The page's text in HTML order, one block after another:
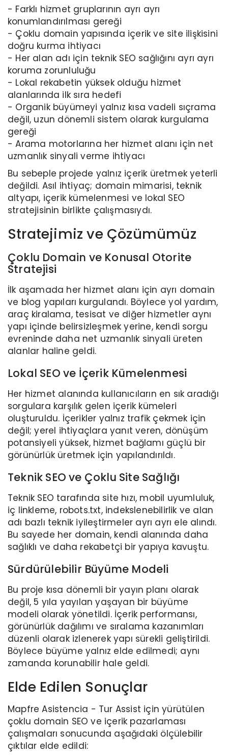
- Farklı hizmet gruplarının ayrı ayrı
konumlandırılması gereği
- Çoklu domain yapısında içerik ve site ilişkisini
doğru kurma ihtiyacı
- Her alan adı için teknik SEO sağlığını ayrı ayrı
koruma zorunluluğu
- Lokal rekabetin yüksek olduğu hizmet
alanlarında ilk sıra hedefi
- Organik büyümeyi yalnız kısa vadeli sıçrama
değil, uzun dönemli sistem olarak kurgulama
gereği
- Arama motorlarına her hizmet alanı için net
uzmanlık sinyali verme ihtiyacı
Bu sebeple projede yalnız içerik üretmek yeterli
değildi. Asıl ihtiyaç; domain mimarisi, teknik
altyapı, içerik kümelenmesi ve lokal SEO
stratejisinin birlikte çalışmasıydı.
Stratejimiz ve Çözümümüz
Çoklu Domain ve Konusal Otorite
Stratejisi
İlk aşamada her hizmet alanı için ayrı domain
ve blog yapıları kurgulandı. Böylece yol yardım,
araç kiralama, tesisat ve diğer hizmetler aynı
yapı içinde belirsizleşmek yerine, kendi sorgu
evreninde daha net uzmanlık sinyali üreten
alanlar haline geldi.
Lokal SEO ve İçerik Kümelenmesi
Her hizmet alanında kullanıcıların en sık aradığı
sorgulara karşılık gelen içerik kümeleri
oluşturuldu. İçerikler yalnız trafik çekmek için
değil; yerel ihtiyaçlara yanıt veren, dönüşüm
potansiyeli yüksek, hizmet bağlamı güçlü bir
görünürlük üretmek için yapılandırıldı.
Teknik SEO ve Çoklu Site Sağlığı
Teknik SEO tarafında site hızı, mobil uyumluluk,
iç linkleme, robots.txt, indekslenebilirlik ve alan
adı bazlı teknik iyileştirmeler ayrı ayrı ele alındı.
Bu sayede her domain, kendi alanında daha
sağlıklı ve daha rekabetçi bir yapıya kavuştu.
Sürdürülebilir Büyüme Modeli
Bu proje kısa dönemli bir yayın planı olarak
değil, 5 yıla yayılan yaşayan bir büyüme
modeli olarak yönetildi. İçerik performansı,
görünürlük dağılımı ve sıralama kazanımları
düzenli olarak izlenerek yapı sürekli geliştirildi.
Böylece büyüme yalnız elde edilmedi; aynı
zamanda korunabilir hale geldi.
Elde Edilen Sonuçlar
Mapfre Asistencia - Tur Assist için yürütülen
çoklu domain SEO ve içerik pazarlaması
çalışmaları sonucunda aşağıdaki ölçülebilir
çıktılar elde edildi: